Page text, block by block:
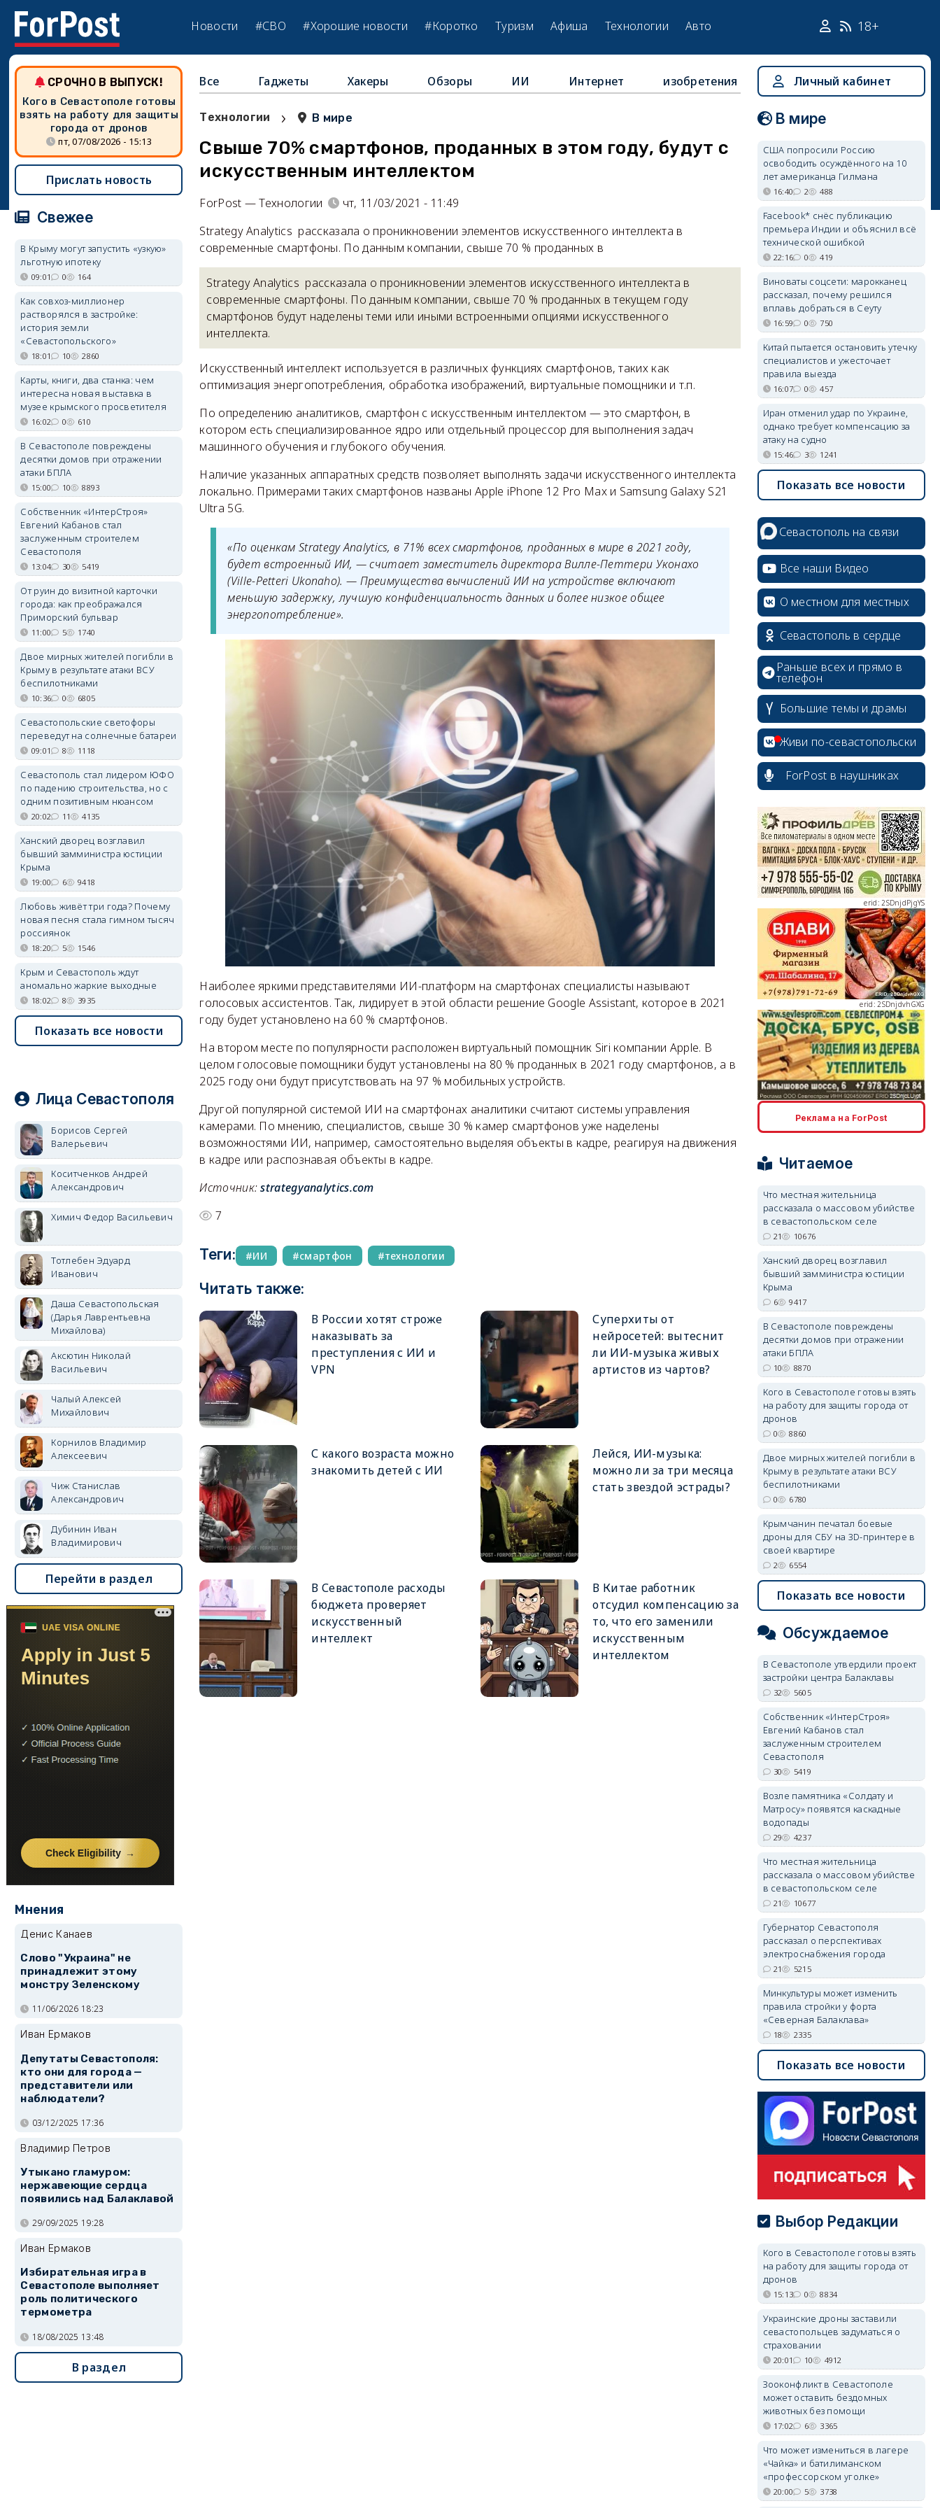
Новости #СВО #Хорошие новости #Коротко Туризм Афиша Технологии Авто 18+
Все Гаджеты Хакеры Обзоры ИИ Интернет изобретения
Технологии › В мире
Свыше 70% смартфонов, проданных в этом году, будут с
искусственным интеллектом
ForPost — Технологии
чт, 11/03/2021 - 11:49
Strategy Analytics рассказала о проникновении элементов искусственного интеллекта в
современные смартфоны. По данным компании, свыше 70 % проданных в
Strategy Analytics рассказала о проникновении элементов искусственного интеллекта в
современные смартфоны. По данным компании, свыше 70 % проданных в текущем году
смартфонов будут наделены теми или иными встроенными опциями искусственного
интеллекта.
Искусственный интеллект используется в различных функциях смартфонов, таких как
оптимизация энергопотребления, обработка изображений, виртуальные помощники и т.п.
По определению аналитиков, смартфон с искусственным интеллектом — это смартфон, в
котором есть специализированное ядро или отдельный процессор для выполнения задач
машинного обучения и глубокого обучения.
Наличие указанных аппаратных средств позволяет выполнять задачи искусственного интеллекта
локально. Примерами таких смартфонов названы Apple iPhone 12 Pro Max и Samsung Galaxy S21
Ultra 5G.
«По оценкам Strategy Analytics, в 71% всех смартфонов, проданных в мире в 2021 году,
будет встроенный ИИ, — считает заместитель директора Вилле-Петтери Уконахо
(Ville-Petteri Ukonaho). — Преимущества вычислений ИИ на устройстве включают
меньшую задержку, лучшую конфиденциальность данных и более низкое общее
энергопотребление».
Наиболее яркими представителями ИИ-платформ на смартфонах специалисты называют
голосовых ассистентов. Так, лидирует в этой области решение Google Assistant, которое в 2021
году будет установлено на 60 % смартфонов.
На втором месте по популярности расположен виртуальный помощник Siri компании Apple. В
целом голосовые помощники будут установлены на 80 % проданных в 2021 году смартфонов, а в
2025 году они будут присутствовать на 97 % мобильных устройств.
Другой популярной системой ИИ на смартфонах аналитики считают системы управления
камерами. По мнению, специалистов, свыше 30 % камер смартфонов уже наделены
возможностями ИИ, например, самостоятельно выделяя объекты в кадре, реагируя на движения
в кадре или распознавая объекты в кадре.
Источник:strategyanalytics.com
7
Теги: ИИ смартфон технологии
Читать также:
В России хотят строже
наказывать за
преступления с ИИ и
VPN
Суперхиты от
нейросетей: вытеснит
ли ИИ-музыка живых
артистов из чартов?
С какого возраста можно
знакомить детей с ИИ
Лейся, ИИ-музыка:
можно ли за три месяца
стать звездой эстрады?
В Севастополе расходы
бюджета проверяет
искусственный
интеллект
В Китае работник
отсудил компенсацию за
то, что его заменили
искусственным
интеллектом
СРОЧНО В ВЫПУСК!
Кого в Севастополе готовы
взять на работу для защиты
города от дронов
пт, 07/08/2026 - 15:13
Прислать новость
Свежее
В Крыму могут запустить «узкую»
льготную ипотеку
09:01 0 164
Как совхоз-миллионер
растворялся в застройке:
история земли
«Севастопольского»
18:01 10 2860
Карты, книги, два станка: чем
интересна новая выставка в
музее крымского просветителя
16:02 0 610
В Севастополе повреждены
десятки домов при отражении
атаки БПЛА
15:00 10 8893
Собственник «ИнтерСтроя»
Евгений Кабанов стал
заслуженным строителем
Севастополя
13:04 30 5419
От руин до визитной карточки
города: как преображался
Приморский бульвар
11:00 5 1740
Двое мирных жителей погибли в
Крыму в результате атаки ВСУ
беспилотниками
10:36 0 6805
Севастопольские светофоры
переведут на солнечные батареи
09:01 8 1118
Севастополь стал лидером ЮФО
по падению строительства, но с
одним позитивным нюансом
20:02 11 4135
Ханский дворец возглавил
бывший замминистра юстиции
Крыма
19:00 6 9418
Любовь живёт три года? Почему
новая песня стала гимном тысяч
россиянок
18:20 5 1546
Крым и Севастополь ждут
аномально жаркие выходные
18:02 8 3935
Показать все новости
Лица Севастополя
Борисов Сергей
Валерьевич
Коситченков Андрей
Александрович
Химич Федор Васильевич
Тотлебен Эдуард
Иванович
Даша Севастопольская
(Дарья Лаврентьевна
Михайлова)
Аксютин Николай
Васильевич
Чалый Алексей
Михайлович
Корнилов Владимир
Алексеевич
Чиж Станислав
Александрович
Дубинин Иван
Владимирович
Перейти в раздел
Мнения
Денис Канаев
Слово "Украина" не
принадлежит этому
монстру Зеленскому
11/06/2026 18:23
Иван Ермаков
Депутаты Севастополя:
кто они для города —
представители или
наблюдатели?
03/12/2025 17:36
Владимир Петров
Утыкано гламуром:
нержавеющие сердца
появились над Балаклавой
29/09/2025 19:28
Иван Ермаков
Избирательная игра в
Севастополе выполняет
роль политического
термометра
18/08/2025 13:48
В раздел
Личный кабинет
В мире
США попросили Россию
освободить осуждённого на 10
лет американца Гилмана
16:40 2 488
Facebook* снёс публикацию
премьера Индии и объяснил всё
технической ошибкой
22:16 0 419
Виноваты соцсети: марокканец
рассказал, почему решился
вплавь добраться в Сеуту
16:59 0 750
Китай пытается остановить утечку
специалистов и ужесточает
правила выезда
16:07 0 457
Иран отменил удар по Украине,
однако требует компенсацию за
атаку на судно
15:46 3 1241
Показать все новости
Севастополь на связи
Все наши Видео
О местном для местных
Севастополь в сердце
Раньше всех и прямо в
телефон
Большие темы и драмы
Живи по-севастопольски
ForPost в наушниках
erid: 2SDnjdPjgYS
erid: 2SDnjdvhGXG
erid: 2SDnjcLUypt
erid: 2SDnjcrDNw6
erid: 2SDnjdPjgYS
erid: 2SDnjdvhGXG
Реклама на ForPost
Читаемое
Что местная жительница
рассказала о массовом убийстве
в севастопольском селе
21 10676
Ханский дворец возглавил
бывший замминистра юстиции
Крыма
6 9417
В Севастополе повреждены
десятки домов при отражении
атаки БПЛА
10 8870
Кого в Севастополе готовы взять
на работу для защиты города от
дронов
0 8860
Двое мирных жителей погибли в
Крыму в результате атаки ВСУ
беспилотниками
0 6780
Крымчанин печатал боевые
дроны для СБУ на 3D-принтере в
своей квартире
2 6554
Показать все новости
Обсуждаемое
В Севастополе утвердили проект
застройки центра Балаклавы
32 5605
Собственник «ИнтерСтроя»
Евгений Кабанов стал
заслуженным строителем
Севастополя
30 5419
Возле памятника «Солдату и
Матросу» появятся каскадные
водопады
29 4237
Что местная жительница
рассказала о массовом убийстве
в севастопольском селе
21 10677
Губернатор Севастополя
рассказал о перспективах
электроснабжения города
21 5215
Минкультуры может изменить
правила стройки у форта
«Северная Балаклава»
18 2335
Показать все новости
Выбор Редакции
Кого в Севастополе готовы взять
на работу для защиты города от
дронов
15:13 0 8834
Украинские дроны заставили
севастопольцев задуматься о
страховании
20:01 10 4912
Зооконфликт в Севастополе
может оставить бездомных
животных без помощи
17:02 6 3365
Что может измениться в лагере
«Чайка» и батилиманском
«профессорском уголке»
20:00 5 3738